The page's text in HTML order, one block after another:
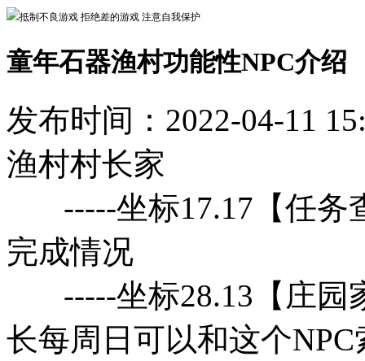
抵制不良游戏 拒绝差的游戏 注意自我保护
童年石器渔村功能性NPC介绍
发布时间：2022-04-11
渔村村长家
-----坐标17.17【任务
完成情况
-----坐标28.13【庄园
长每周日可以和这个